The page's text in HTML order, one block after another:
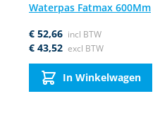
Waterpas Fatmax 600Mm
€ 52,66
€ 43,52
In Winkelwagen